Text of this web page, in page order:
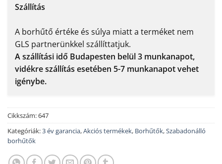
Szállítás
A borhűtő értéke és súlya miatt a terméket nem
GLS partnerünkkel szállíttatjuk.
A szállítási idő Budapesten belül 3 munkanapot,
vidékre szállítás esetében 5-7 munkanapot vehet
igénybe.
Cikkszám:647
Kategóriák:3 év garancia,Akciós termékek, Borhűtők,Szabadonálló
borhűtők